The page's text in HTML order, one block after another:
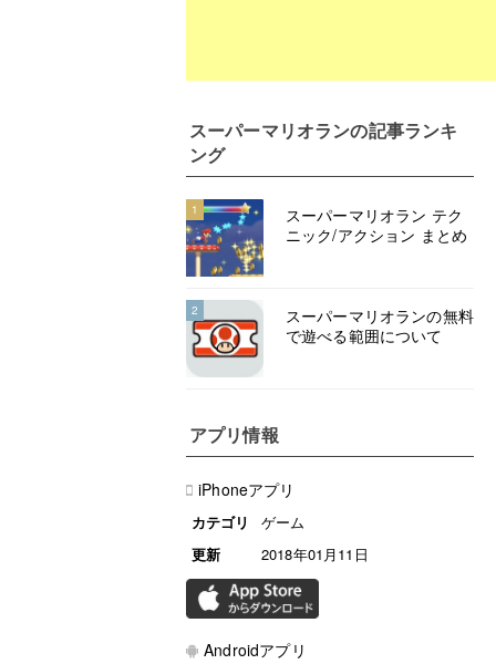
スーパーマリオランの記事ランキ
ング
1
スーパーマリオラン テク
ニック/アクション まとめ
2
スーパーマリオランの無料
で遊べる範囲について
アプリ情報
iPhoneアプリ
カテゴリ
ゲーム
更新
2018年01月11日
Androidアプリ